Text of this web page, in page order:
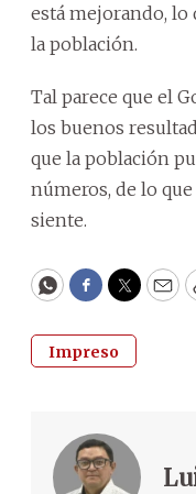
está mejorando, lo
la población.
Tal parece que el
los buenos
que la población
números, de lo
siente.
WhatsApp
Facebook
Twitter
Impreso